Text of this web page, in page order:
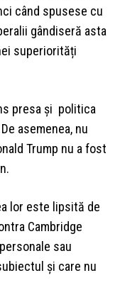
când spusese cu
gândiseră asta
superiorități
presa și politica
asemenea, nu
Trump nu a fost
lor este lipsită de
Cambridge
sau
și care nu